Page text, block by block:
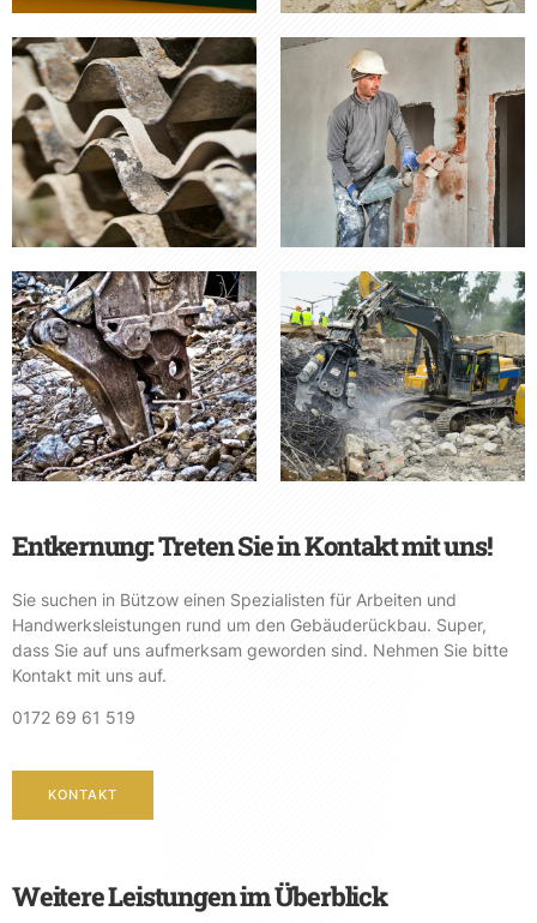
Entkernung: Treten Sie in Kontakt mit uns!
Sie suchen in Bützow einen Spezialisten für Arbeiten und
Handwerksleistungen rund um den Gebäuderückbau. Super,
dass Sie auf uns aufmerksam geworden sind. Nehmen Sie bitte
Kontakt mit uns auf.
0172 69 61 519
KONTAKT
Weitere Leistungen im Überblick